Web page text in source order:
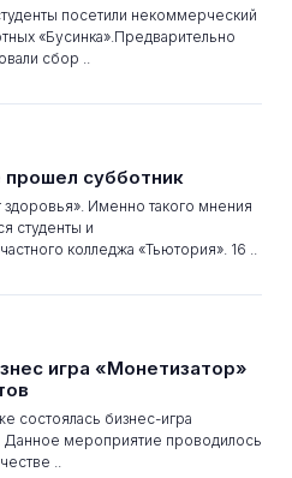
посетили некоммерческий
«Бусинка».Предварительно
сбор ..
субботник
здоровья». Именно такого мнения
студенты и
колледжа «Тьютория». 16 ..
игра «Монетизатор»
состоялась бизнес-игра
Данное мероприятие проводилось
..